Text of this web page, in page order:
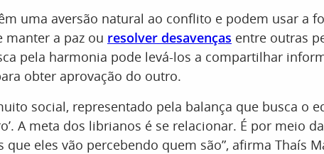
uma aversão natural ao conflito e podem usar a
manter a paz ou resolver desavenças entre outras
pela harmonia pode levá-los a compartilhar
obter aprovação do outro.
social, representado pela balança que busca o
A meta dos librianos é se relacionar. É por meio
que eles vão percebendo quem são”, afirma Thaís